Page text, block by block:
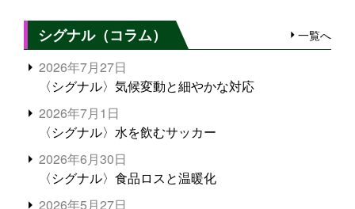
シグナル（コラム） 一覧へ
2026年7月27日
〈シグナル〉気候変動と細やかな対応
2026年7月1日
〈シグナル〉水を飲むサッカー
2026年6月30日
〈シグナル〉食品ロスと温暖化
2026年5月27日